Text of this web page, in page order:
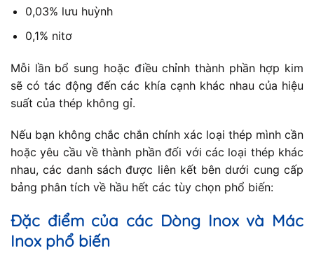
0,03% lưu huỳnh
0,1% nitơ
Mỗi lần bổ sung hoặc điều chỉnh thành phần hợp kim
sẽ có tác động đến các khía cạnh khác nhau của hiệu
suất của thép không gỉ.
Nếu bạn không chắc chắn chính xác loại thép mình cần
hoặc yêu cầu về thành phần đối với các loại thép khác
nhau, các danh sách được liên kết bên dưới cung cấp
bảng phân tích về hầu hết các tùy chọn phổ biến:
Đặc điểm của các Dòng Inox và Mác
Inox phổ biến